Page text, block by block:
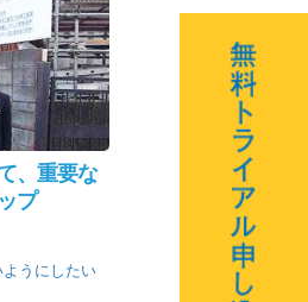
、重要な
プ
うにしたい